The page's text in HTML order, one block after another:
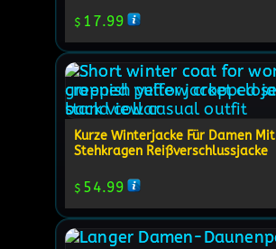
$ 17.99
Kurze Winterjacke Für Damen Mit
Stehkragen Reißverschlussjacke
$ 54.99